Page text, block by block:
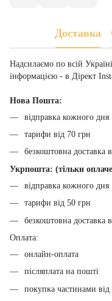
Доставка
Надсилаємо по всій
інформацією - в Дірект
Нова Пошта:
відправка кожного дня
тарифи від 70 грн
безкоштовна доставка
Укрпошта: (тільки
відправка кожного дня
тарифи від 50 грн
безкоштовна доставка
Оплата:
онлайн-оплата
післяплата на пошті
покупка частинами